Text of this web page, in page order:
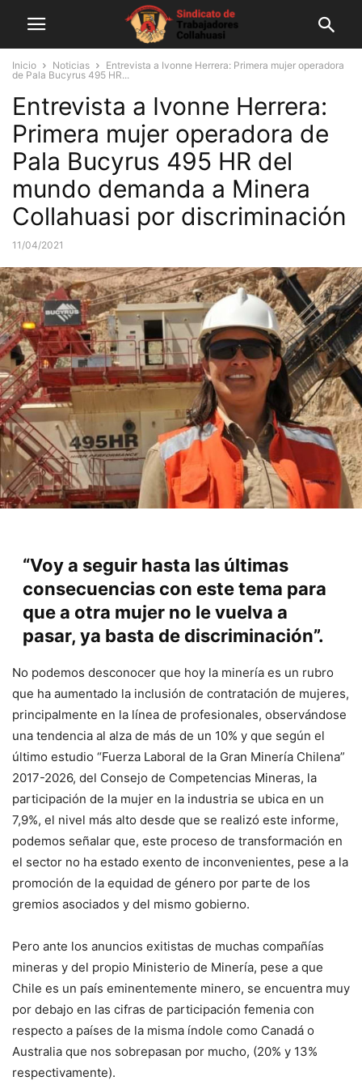
Inicio Noticias
Entrevista a Ivonne Herrera: Primera mujer operadora
de Pala Bucyrus 495 HR...
Entrevista a Ivonne Herrera:
Primera mujer operadora de
Pala Bucyrus 495 HR del
mundo demanda a Minera
Collahuasi por discriminación
11/04/2021
“Voy a seguir hasta las últimas
consecuencias con este tema para
que a otra mujer no le vuelva a
pasar, ya basta de discriminación”.
No podemos desconocer que hoy la minería es un rubro
que ha aumentado la inclusión de contratación de mujeres,
principalmente en la línea de profesionales, observándose
una tendencia al alza de más de un 10% y que según el
último estudio “Fuerza Laboral de la Gran Minería Chilena”
2017-2026, del Consejo de Competencias Mineras, la
participación de la mujer en la industria se ubica en un
7,9%, el nivel más alto desde que se realizó este informe,
podemos señalar que, este proceso de transformación en
el sector no ha estado exento de inconvenientes, pese a la
promoción de la equidad de género por parte de los
gremios asociados y del mismo gobierno.
Pero ante los anuncios exitistas de muchas compañías
mineras y del propio Ministerio de Minería, pese a que
Chile es un país eminentemente minero, se encuentra muy
por debajo en las cifras de participación femenia con
respecto a países de la misma índole como Canadá o
Australia que nos sobrepasan por mucho, (20% y 13%
respectivamente).